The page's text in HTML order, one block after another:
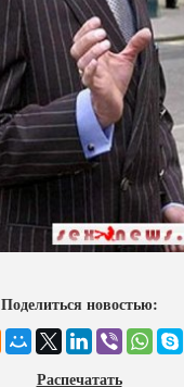
Поделиться новостью:
Распечатать